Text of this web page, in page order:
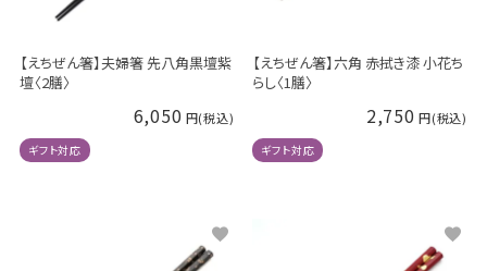
【えちぜん箸】夫婦箸 先八角黒壇紫
壇〈2膳〉
6,050
ギフト対応
【えちぜん箸】六角 赤拭き漆 小花ち
らし〈1膳〉
2,750
ギフト対応